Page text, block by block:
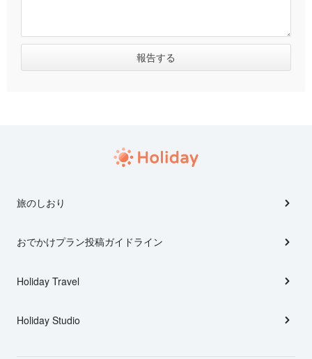
旅のしおり
おでかけプラン投稿ガイドライン
Holiday Travel
Holiday Studio